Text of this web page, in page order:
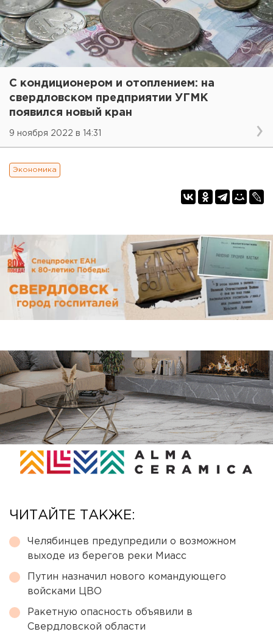
С кондиционером и отоплением: на
свердловском предприятии УГМК
появился новый кран
9 ноября 2022 в 14:31
Экономика
ЧИТАЙТЕ ТАКЖЕ:
Челябинцев предупредили о возможном
выходе из берегов реки Миасс
Путин назначил нового командующего
войсками ЦВО
Ракетную опасность объявили в
Свердловской области